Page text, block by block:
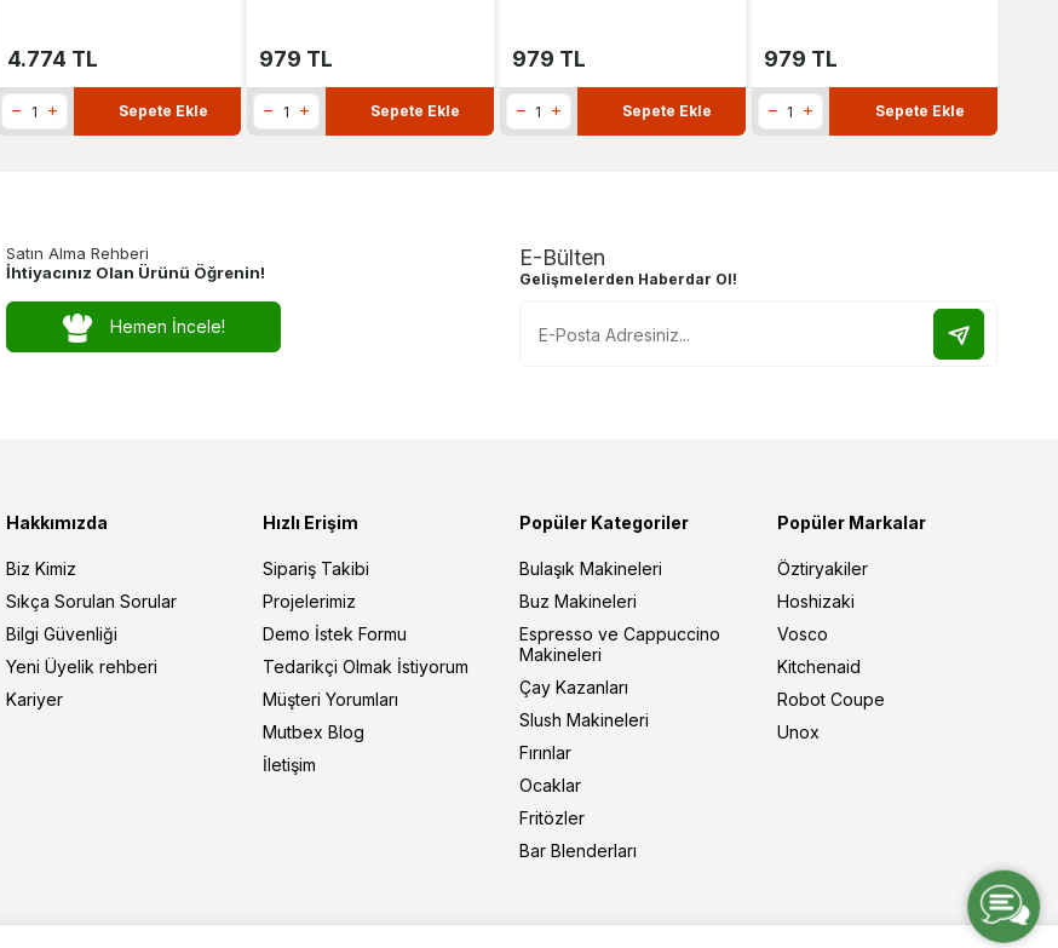
4.774 TL
Sepete Ekle
979 TL
Sepete Ekle
979 TL
Sepete Ekle
979 TL
Sepete Ekle
Satın Alma Rehberi
İhtiyacınız Olan Ürünü Öğrenin!
Hemen İncele!
E-Bülten
Gelişmelerden Haberdar Ol!
Hakkımızda
Biz Kimiz
Sıkça Sorulan Sorular
Bilgi Güvenliği
Yeni Üyelik rehberi
Kariyer
Hızlı Erişim
Sipariş Takibi
Projelerimiz
Demo İstek Formu
Tedarikçi Olmak İstiyorum
Müşteri Yorumları
Mutbex Blog
İletişim
Popüler Kategoriler
Bulaşık Makineleri
Buz Makineleri
Espresso ve Cappuccino
Makineleri
Çay Kazanları
Slush Makineleri
Fırınlar
Ocaklar
Fritözler
Bar Blenderları
Popüler Markalar
Öztiryakiler
Hoshizaki
Vosco
Kitchenaid
Robot Coupe
Unox